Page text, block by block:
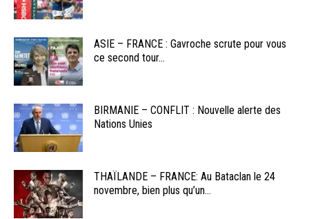
ASIE – FRANCE : Gavroche scrute pour vous
ce second tour...
BIRMANIE – CONFLIT : Nouvelle alerte des
Nations Unies
THAÏLANDE – FRANCE: Au Bataclan le 24
novembre, bien plus qu’un...